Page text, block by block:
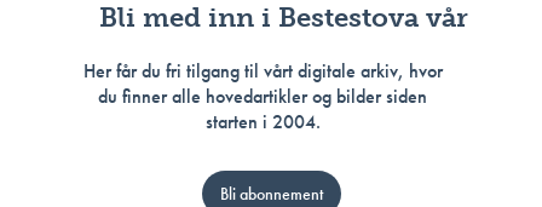
Bli med inn i Bestestova vår
Her får du fri tilgang til vårt digitale arkiv, hvor
du finner alle hovedartikler og bilder siden
starten i 2004.
Bli abonnement